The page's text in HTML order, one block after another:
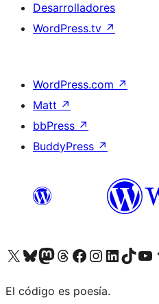
Desarrolladores
WordPress.tv ↗
WordPress.com ↗
Matt ↗
bbPress ↗
BuddyPress ↗
Visit our X (formerly Twitter) account
Visit our Bluesky account
Visit our Mastodon account
Visit our Threads account
Visita nuestra página de Facebook
Visita nuestra cuenta de
Visita nuestra cuenta de
Visit our TikTok
Visita
El código es poesía.